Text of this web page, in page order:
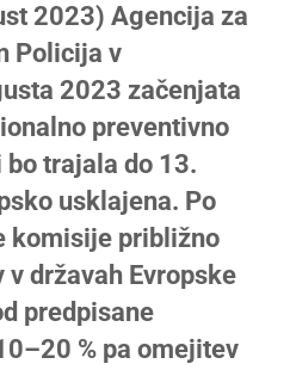
2023) Agencija za
Policija v
2023 začenjata
preventivno
trajala do 13.
usklajena. Po
komisije približno
državah Evropske
predpisane
% pa omejitev